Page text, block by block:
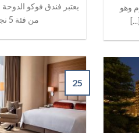
يعتبر فندق فوكو
من فئة 5 نجوم [...]
من فئة 5 نجوم وهو
25